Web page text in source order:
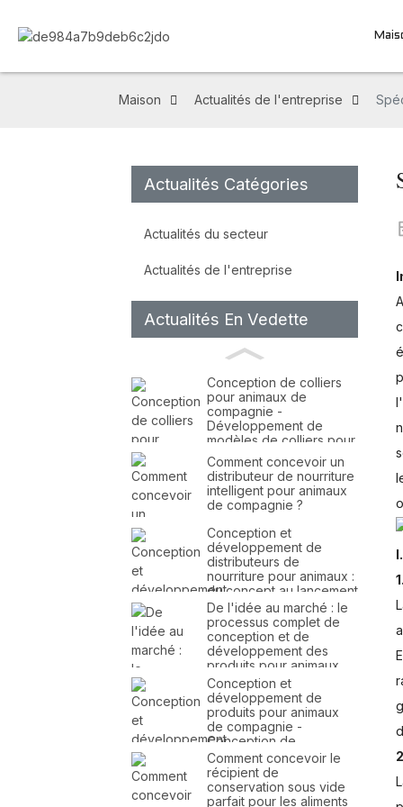
Maison Actualités de l'entreprise
Actualités Catégories
Actualités du secteur
Actualités de l'entreprise
Actualités En Vedette
Conception de colliers
pour animaux de
compagnie -
Développement de
modèles de colliers pour
animaux de compagnie -
Conception et fabrication
de colliers pour animaux
de compagnie
Comment concevoir un
distributeur de nourriture
intelligent pour animaux
de compagnie ?
Conception et
développement de
distributeurs de
nourriture pour animaux :
du concept au lancement
du produit
De l'idée au marché : le
processus complet de
conception et de
développement des
produits pour animaux
de compagnie
Conception et
développement de
produits pour animaux
de compagnie -
Conception de
distributeurs de
nourriture pour animaux -
Conception de
distributeurs d'eau pour
Comment concevoir le
récipient de
conservation sous vide
parfait pour les aliments
1.